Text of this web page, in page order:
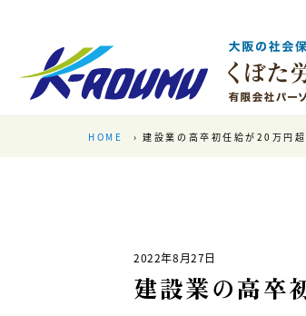
HOME 建設業の高卒初任給が20万円超
2022年8月27日
建設業の高卒